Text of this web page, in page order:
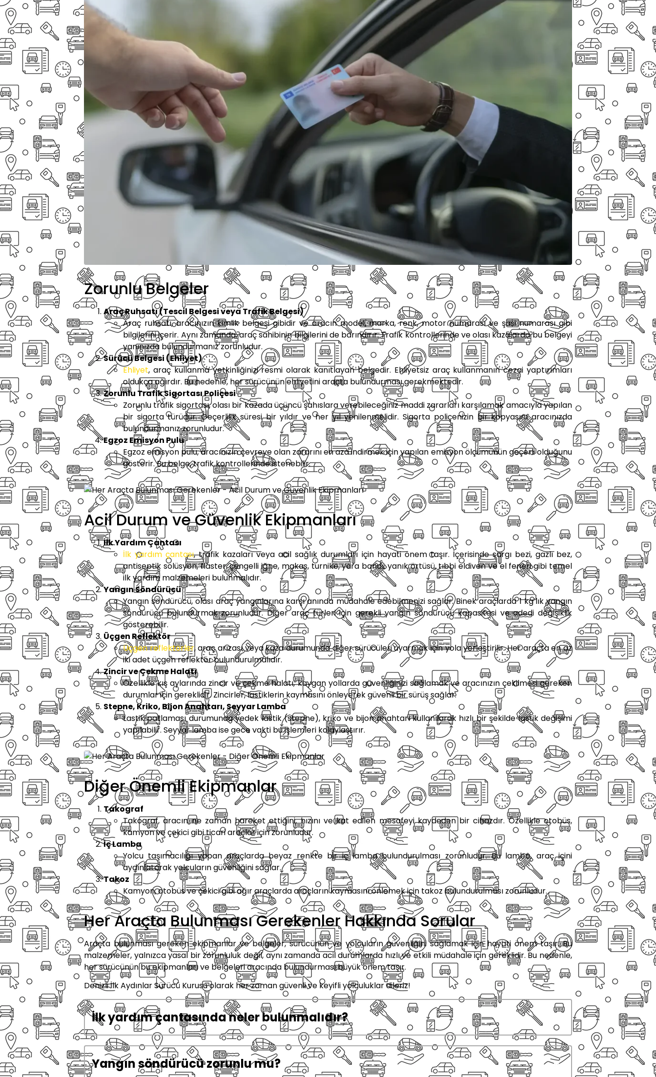
Zorunlu Belgeler
Araç Ruhsatı (Tescil Belgesi veya Trafik Belgesi)
Araç ruhsatı, aracınızın kimlik belgesi gibidir ve aracın model, marka, renk, motor numarası ve şasi numarası gibi
bilgilerini içerir. Aynı zamanda, araç sahibinin bilgilerini de barındırır. Trafik kontrollerinde ve olası kazalarda bu belgeyi
yanınızda bulundurmanız zorunludur.
Sürücü Belgesi (Ehliyet)
Ehliyet, araç kullanma yetkinliğinizi resmi olarak kanıtlayan belgedir. Ehliyetsiz araç kullanmanın cezai yaptırımları
oldukça ağırdır. Bu nedenle, her sürücünün ehliyetini araçta bulundurması gerekmektedir.
Zorunlu Trafik Sigortası Poliçesi
Zorunlu trafik sigortası, olası bir kazada üçüncü şahıslara verebileceğiniz maddi zararları karşılamak amacıyla yapılan
bir sigorta türüdür. Geçerlilik süresi bir yıldır ve her yıl yenilenmelidir. Sigorta poliçenizin bir kopyasını aracınızda
bulundurmanız zorunludur.
Egzoz Emisyon Pulu
Egzoz emisyon pulu, aracınızın çevreye olan zararını en aza indirmek için yapılan emisyon ölçümünün geçerli olduğunu
gösterir. Bu belge, trafik kontrollerinde istenebilir.
Acil Durum ve Güvenlik Ekipmanları
İlk Yardım Çantası
İlk yardım çantası, trafik kazaları veya acil sağlık durumları için hayati önem taşır. İçerisinde sargı bezi, gazlı bez,
antiseptik solüsyon, flaster, çengelli iğne, makas, turnike, yara bandı, yanık örtüsü, tıbbi eldiven ve el feneri gibi temel
ilk yardım malzemeleri bulunmalıdır.
Yangın Söndürücü
Yangın söndürücü, olası araç yangınlarına karşı anında müdahale edebilmenizi sağlar. Binek araçlarda 1 kg’lık yangın
söndürücü bulundurmak zorunludur. Diğer araç türleri için gerekli yangın söndürücü kapasitesi ve adedi değişiklik
gösterebilir.
Üçgen Reflektör
Üçgen reflektörler, araç arızası veya kaza durumunda diğer sürücüleri uyarmak için yola yerleştirilir. Her araçta en az
iki adet üçgen reflektör bulundurulmalıdır.
Zincir ve Çekme Halatı
Özellikle kış aylarında zincir ve çekme halatı, kaygan yollarda güvenliğinizi sağlamak ve aracınızın çekilmesi gereken
durumlar için gereklidir. Zincirler, lastiklerin kaymasını önleyerek güvenli bir sürüş sağlar.
Stepne, Kriko, Bijon Anahtarı, Seyyar Lamba
Lastik patlaması durumunda yedek lastik (stepne), kriko ve bijon anahtarı kullanılarak hızlı bir şekilde lastik değişimi
yapılabilir. Seyyar lamba ise gece vakti bu işlemleri kolaylaştırır.
Diğer Önemli Ekipmanlar
Takograf
Takograf, aracın ne zaman hareket ettiğini, hızını ve kat edilen mesafeyi kaydeden bir cihazdır. Özellikle otobüs,
kamyon ve çekici gibi ticari araçlar için zorunludur.
İç Lamba
Yolcu taşımacılığı yapan araçlarda beyaz renkte bir iç lamba bulundurulması zorunludur. Bu lamba, araç içini
aydınlatarak yolcuların güvenliğini sağlar.
Takoz
Kamyon, otobüs ve çekici gibi ağır araçlarda araçların kaymasını önlemek için takoz bulundurulması zorunludur.
Her Araçta Bulunması Gerekenler Hakkında Sorular
Araçta bulunması gereken ekipmanlar ve belgeler, sürücünün ve yolcuların güvenliğini sağlamak için hayati önem taşır. Bu
malzemeler, yalnızca yasal bir zorunluluk değil, aynı zamanda acil durumlarda hızlı ve etkili müdahale için gereklidir. Bu nedenle,
her sürücünün bu ekipmanları ve belgeleri aracında bulundurması büyük önem taşır.
Denizli İlk Aydınlar Sürücü Kurusu olarak her zaman güvenli ve keyifli yolculuklar dileriz!
İlk yardım çantasında neler bulunmalıdır?
Yangın söndürücü zorunlu mu?